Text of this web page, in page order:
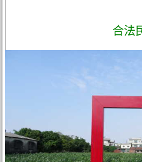
合法